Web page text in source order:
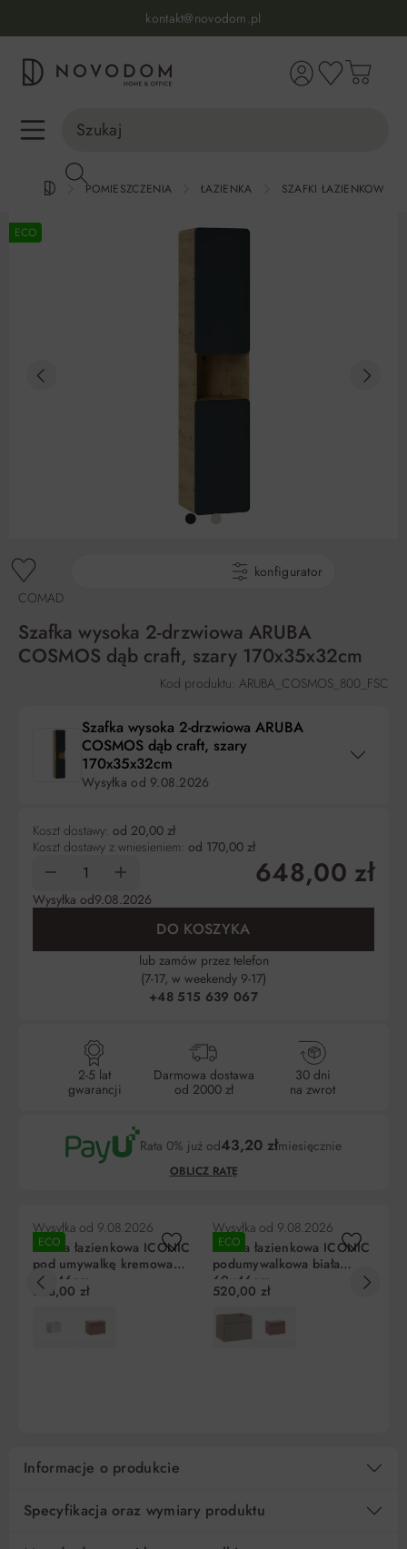
kontakt@novodom.pl
Dostawa z wniesieniem
30 dni na zwrot lub wymianę
98% zadowolonych klientów
POMIESZCZENIA ŁAZIENKA SZAFKI ŁAZIENKOWE
ECO
COMAD
konfigurator
Szafka wysoka 2-drzwiowa ARUBA
COSMOS dąb craft, szary 170x35x32cm
Kod produktu: ARUBA_COSMOS_800_FSC
Szafka wysoka 2-drzwiowa ARUBA
COSMOS dąb craft, szary
170x35x32cm
Wysyłka od 9.08.2026
Koszt dostawy: od 20,00 zł
Koszt dostawy z wniesieniem: od 170,00 zł
648,00 zł
Wysyłka od9.08.2026
DO KOSZYKA
lub zamów przez telefon
(7-17, w weekendy 9-17)
+48 515 639 067
2-5 lat
gwarancji
Darmowa dostawa
od 2000 zł
30 dni
na zwrot
Rata 0% już od43,20 złmiesięcznie
OBLICZ RATĘ
Liczba RRSO
Pośrednik kredytowy i organizacje finansujące
ECO
Wysyłka od 9.08.2026
Szafka łazienkowa ICONIC
pod umywalkę kremowa
60x46cm
533,00 zł
ECO
Wysyłka od 9.08.2026
Szafka łazienkowa ICONIC
podumywalkowa biała
60x46cm
520,00 zł
Informacje o produkcie
Specyfikacja oraz wymiary produktu